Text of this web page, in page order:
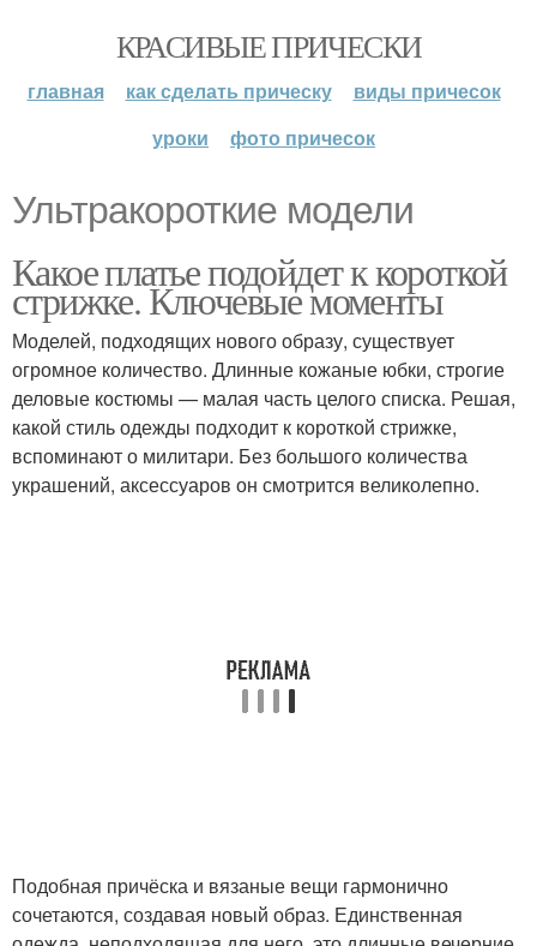
КРАСИВЫЕ ПРИЧЕСКИ
главная как сделать прическу
виды причесок
уроки
фото причесок
Ультракороткие модели
Какое платье подойдет к короткой
стрижке. Ключевые моменты
Моделей, подходящих нового образу, существует
огромное количество. Длинные кожаные юбки, строгие
деловые костюмы — малая часть целого списка. Решая,
какой стиль одежды подходит к короткой стрижке,
вспоминают о милитари. Без большого количества
украшений, аксессуаров он смотрится великолепно.
Подобная причёска и вязаные вещи гармонично
сочетаются, создавая новый образ. Единственная